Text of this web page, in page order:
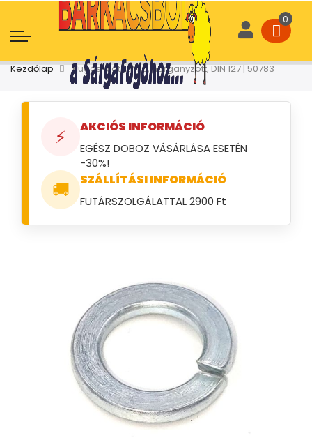
Kezdőlap Rugós alátét M16, horganyzott, DIN 127 | 50783
⚡ AKCIÓS INFORMÁCIÓ
EGÉSZ DOBOZ VÁSÁRLÁSA ESETÉN
-30%!
🚚 SZÁLLÍTÁSI INFORMÁCIÓ
FUTÁRSZOLGÁLATTAL 2900 Ft